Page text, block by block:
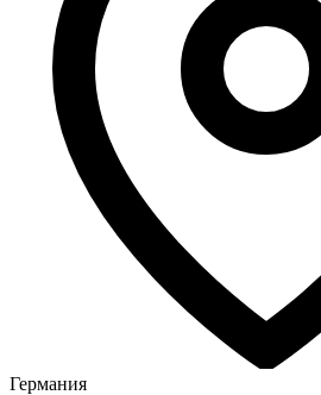
Германия